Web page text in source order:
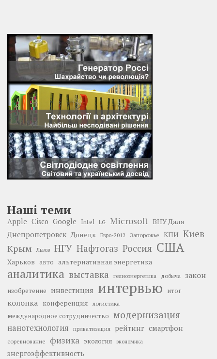
Наші теми
Apple Cisco Google Intel LG Microsoft ВНУ Даля
Днепропетровск Донецк Евро-2012 Запорожье КПИ Киев
Крым Львов НГУ Нафтогаз Россия США
Харьков авто альтернативная энергетика
аналитика выставка гелиоэнергетика добыча закон
изобретение инвестиция интервью итог
колонка конференция логистика
международное сотрудничество модернизация
нанотехнология приватизация рейтинг смартфон
соревнование физика экология экономика
энергоэффективность